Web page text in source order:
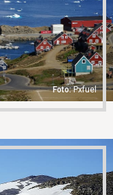
Pxfuel